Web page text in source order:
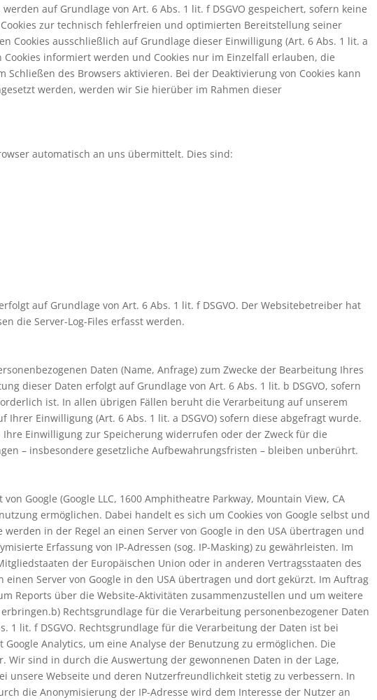
auf Grundlage von Art. 6 Abs. 1 lit. f DSGVO gespeichert, sofern keine
zur technisch fehlerfreien und optimierten Bereitstellung seiner
Cookies ausschließlich auf Grundlage dieser Einwilligung (Art. 6 Abs. 1 lit. a
informiert werden und Cookies nur im Einzelfall erlauben, die
des Browsers aktivieren. Bei der Deaktivierung von Cookies kann
werden, werden wir Sie hierüber im Rahmen dieser
automatisch an uns übermittelt. Dies sind:
auf Grundlage von Art. 6 Abs. 1 lit. f DSGVO. Der Websitebetreiber hat
die Server-Log-Files erfasst werden.
Daten (Name, Anfrage) zum Zwecke der Bearbeitung Ihres
dieser Daten erfolgt auf Grundlage von Art. 6 Abs. 1 lit. b DSGVO, sofern
ist. In allen übrigen Fällen beruht die Verarbeitung auf unserem
Einwilligung (Art. 6 Abs. 1 lit. a DSGVO) sofern diese abgefragt wurde.
Einwilligung zur Speicherung widerrufen oder der Zweck für die
– insbesondere gesetzliche Aufbewahrungsfristen – bleiben unberührt.
Google (Google LLC, 1600 Amphitheatre Parkway, Mountain View, CA
ermöglichen. Dabei handelt es sich um Cookies von Google selbst und
in der Regel an einen Server von Google in den USA übertragen und
Erfassung von IP-Adressen (sog. IP-Masking) zu gewährleisten. Im
der Europäischen Union oder in anderen Vertragsstaaten des
Server von Google in den USA übertragen und dort gekürzt. Im Auftrag
Reports über die Website-Aktivitäten zusammenzustellen und um weitere
Rechtsgrundlage für die Verarbeitung personenbezogener Daten
1 lit. f DSGVO. Rechtsgrundlage für die Verarbeitung der Daten ist bei
Analytics, um eine Analyse der Benutzung zu ermöglichen. Die
sind in durch die Auswertung der gewonnenen Daten in der Lage,
Webseite und deren Nutzerfreundlichkeit stetig zu verbessern. In
die Anonymisierung der IP-Adresse wird dem Interesse der Nutzer an